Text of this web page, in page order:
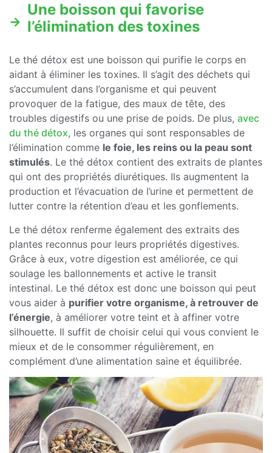
Une boisson qui favorise
l’élimination des toxines
Le thé détox est une boisson qui purifie le corps en
aidant à éliminer les toxines. Il s’agit des déchets qui
s’accumulent dans l’organisme et qui peuvent
provoquer de la fatigue, des maux de tête, des
troubles digestifs ou une prise de poids. De plus, avec
du thé détox, les organes qui sont responsables de
l’élimination comme le foie, les reins ou la peau sont
stimulés. Le thé détox contient des extraits de plantes
qui ont des propriétés diurétiques. Ils augmentent la
production et l’évacuation de l’urine et permettent de
lutter contre la rétention d’eau et les gonflements.
Le thé détox renferme également des extraits des
plantes reconnus pour leurs propriétés digestives.
Grâce à eux, votre digestion est améliorée, ce qui
soulage les ballonnements et active le transit
intestinal. Le thé détox est donc une boisson qui peut
vous aider à purifier votre organisme, à retrouver de
l’énergie, à améliorer votre teint et à affiner votre
silhouette. Il suffit de choisir celui qui vous convient le
mieux et de le consommer régulièrement, en
complément d’une alimentation saine et équilibrée.